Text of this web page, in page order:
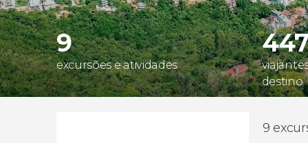
9
excursões e atividades
destino
9